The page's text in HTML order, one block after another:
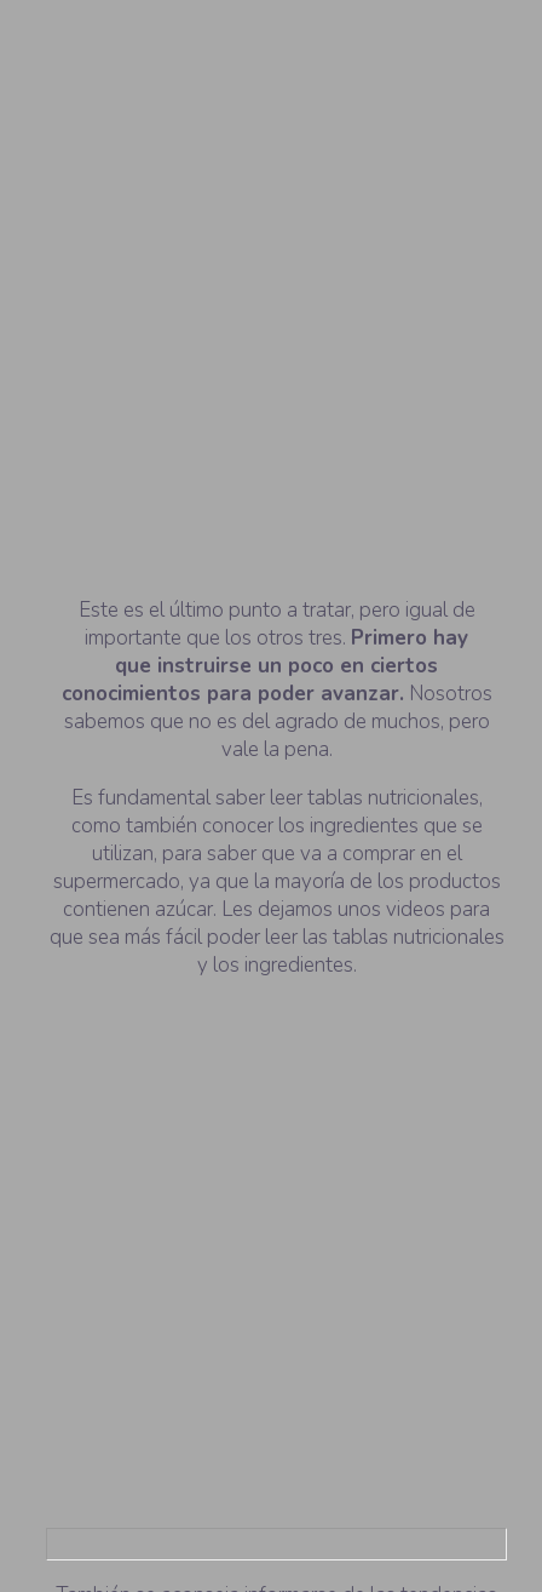
Este es el último punto a tratar, pero igual de
importante que los otros tres. Primero hay
que instruirse un poco en ciertos
conocimientos para poder avanzar. Nosotros
sabemos que no es del agrado de muchos, pero
vale la pena.
Es fundamental saber leer tablas nutricionales,
como también conocer los ingredientes que se
utilizan, para saber que va a comprar en el
supermercado, ya que la mayoría de los productos
contienen azúcar. Les dejamos unos videos para
que sea más fácil poder leer las tablas nutricionales
y los ingredientes.